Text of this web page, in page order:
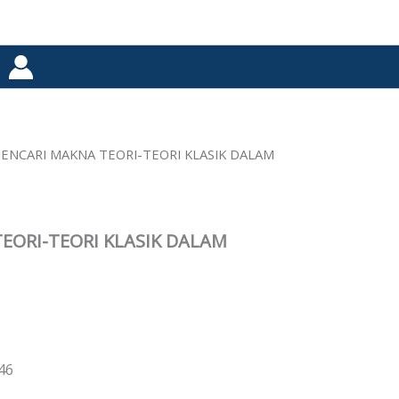
MAKNA TEORI-TEORI KLASIK DALAM
TEORI KLASIK DALAM